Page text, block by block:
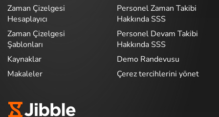
Zaman Çizelgesi
Hesaplayıcı
Zaman Çizelgesi
Şablonları
Kaynaklar
Makaleler
Personel Zaman Takibi
Hakkında SSS
Personel Devam Takibi
Hakkında SSS
Demo Randevusu
Çerez tercihlerini yönet